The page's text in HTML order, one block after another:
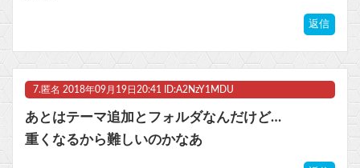
返信
7. 匿名 2018年09月19日20:41 ID:A2NzY1MDU
あとはテーマ追加とフォルダなんだけど…
重くなるから難しいのかなあ